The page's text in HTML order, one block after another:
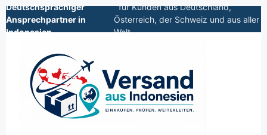
Deutschsprachiger
Ansprechpartner in
Indonesien
für Kunden aus Deutschland,
Österreich, der Schweiz und aus aller
Welt